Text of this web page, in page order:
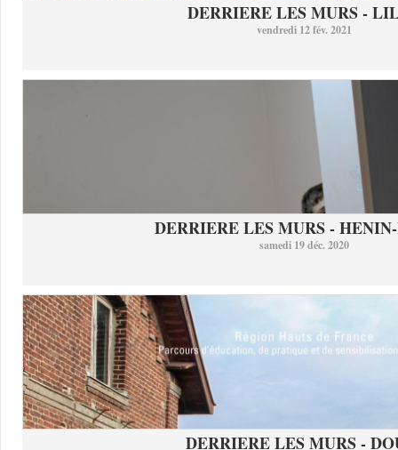
DERRIERE LES MURS -
vendredi 12 fév. 2021
DERRIERE LES MURS -
samedi 19 déc. 2020
DERRIERE LES MURS -